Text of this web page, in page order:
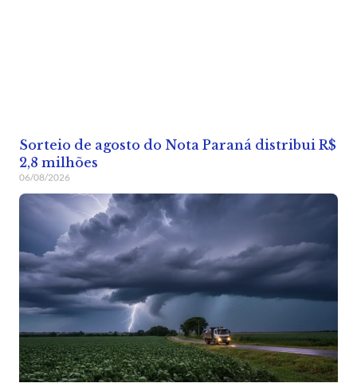
Sorteio de agosto do Nota Paraná distribui R$
2,8 milhões
06/08/2026